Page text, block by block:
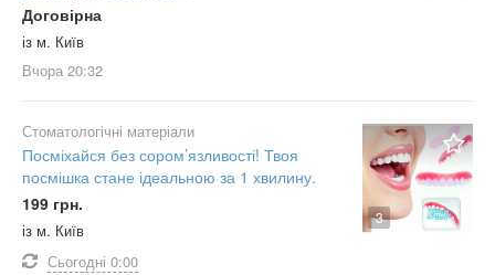
Договірна
із м. Київ
Вчора 20:32
3
Стоматологічні матеріали
Посміхайся без сором’язливості! Твоя
посмішка стане ідеальною за 1 хвилину.
199 грн.
із м. Київ
Сьогодні 0:00